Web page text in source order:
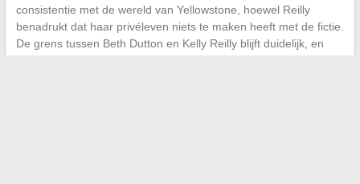
consistentie met de wereld van Yellowstone, hoewel Reilly
benadrukt dat haar privéleven niets te maken heeft met de fictie.
De grens tussen Beth Dutton en Kelly Reilly blijft duidelijk, en